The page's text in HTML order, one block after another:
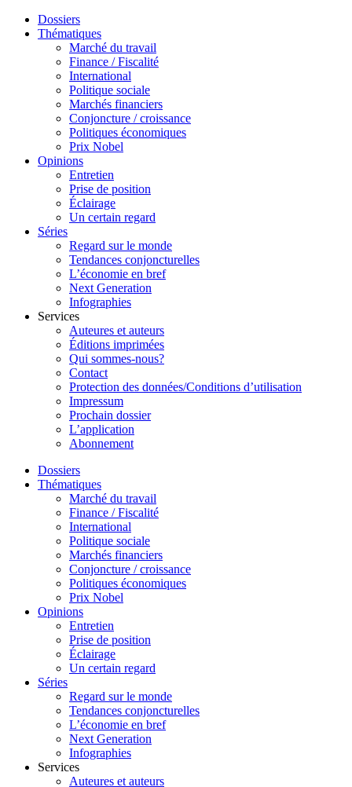
Dossiers
Thématiques
Marché du travail
Finance / Fiscalité
International
Politique sociale
Marchés financiers
Conjoncture / croissance
Politiques économiques
Prix Nobel
Opinions
Entretien
Prise de position
Éclairage
Un certain regard
Séries
Regard sur le monde
Tendances conjoncturelles
L’économie en bref
Next Generation
Infographies
Services
Auteures et auteurs
Éditions imprimées
Qui sommes-nous?
Contact
Protection des données/Conditions d’utilisation
Impressum
Prochain dossier
L’application
Abonnement
Dossiers
Thématiques
Marché du travail
Finance / Fiscalité
International
Politique sociale
Marchés financiers
Conjoncture / croissance
Politiques économiques
Prix Nobel
Opinions
Entretien
Prise de position
Éclairage
Un certain regard
Séries
Regard sur le monde
Tendances conjoncturelles
L’économie en bref
Next Generation
Infographies
Services
Auteures et auteurs